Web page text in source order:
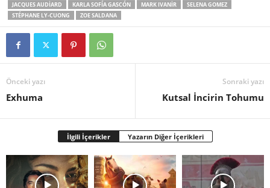
JACQUES AUDIARD
KARLA SOFÍA GASCÓN MARK IVANIR
SELENA GOMEZ
STÉPHANE LY-CUONG
ZOE SALDANA
Önceki yazı
Exhuma
Sonraki yazı
Kutsal İncirin Tohumu
İlgili İçerikler Yazarın Diğer İçerikleri